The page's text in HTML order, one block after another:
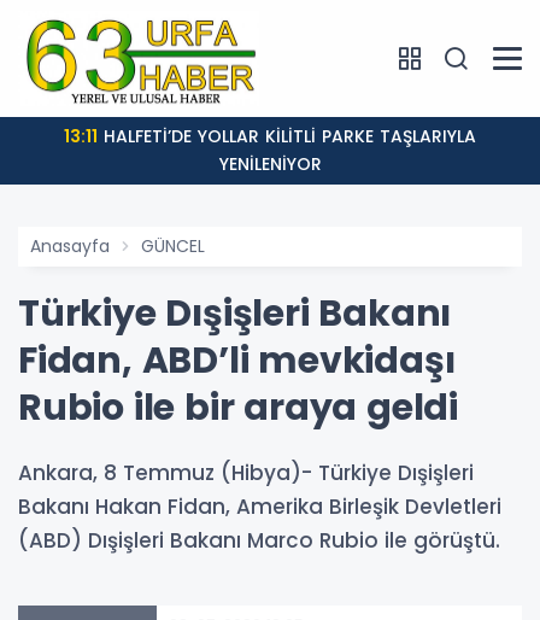
13:11
YENİLENİYOR
Anasayfa GÜNCEL
Türkiye Dışişleri Bakanı
Fidan, ABD’li mevkidaşı
Rubio ile bir araya geldi
Ankara, 8 Temmuz (Hibya)- Türkiye Dışişleri
Bakanı Hakan Fidan, Amerika Birleşik Devletleri
(ABD) Dışişleri Bakanı Marco Rubio ile görüştü.